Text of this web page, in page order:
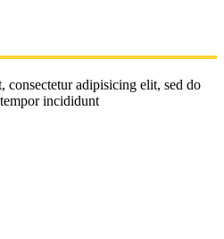
consectetur adipisicing elit, sed do
incididunt